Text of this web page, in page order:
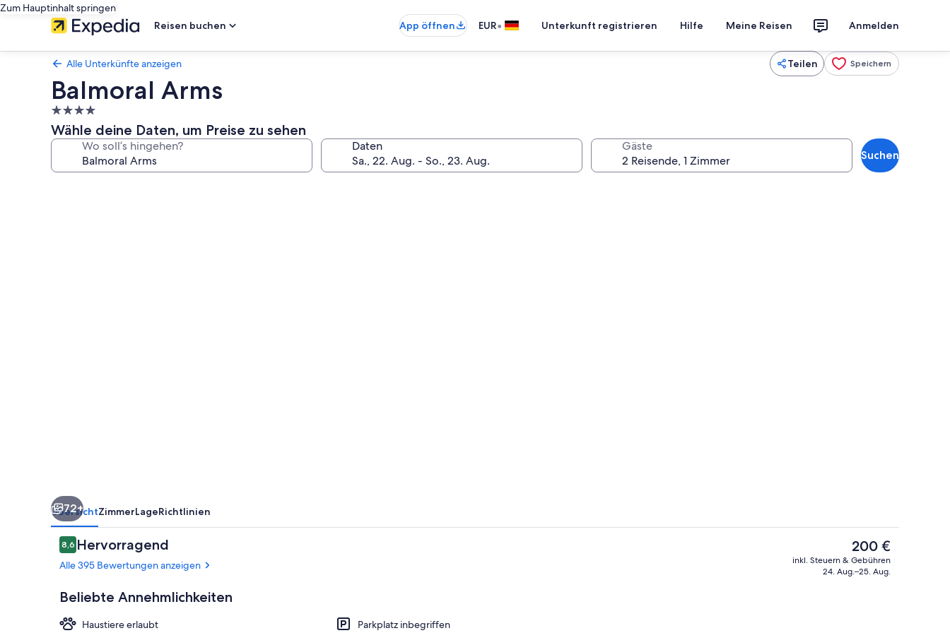
Zum Hauptinhalt springen
Reisen buchen
App öffnen EUR• Unterkunft registrieren Hilfe Meine Reisen Anmelden
Alle Unterkünfte anzeigen Teilen Speichern
Balmoral Arms
4.0-
Sterne-
Unterkunft
Wähle deine Daten, um Preise zu sehen
Wo soll’s hingehen? Daten Gäste
Suchen
Bar (in der Unterkunft)
72+
ÜbersichtZimmerLageRichtlinien
Bewertungen
8,68,6 von 10.
Hervorragend
Alle 395 Bewertungen anzeigen
Beliebte Annehmlichkeiten
Haustiere erlaubt
Parkplatz inbegriffen
Der
aktuelle
Preis
200 €
inkl. Steuern & Gebühren
24. Aug.–25. Aug.